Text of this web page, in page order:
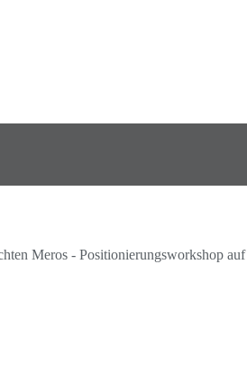
Meros - Positionierungsworkshop